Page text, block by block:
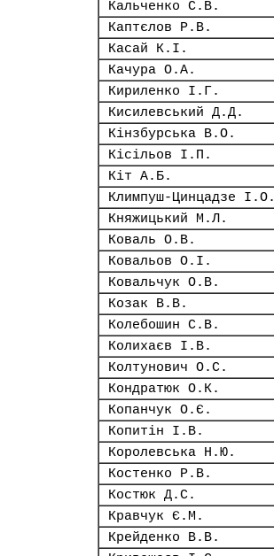
Кальченко С.В.
Каптєлов Р.В.
Касай К.І.
Качура О.А.
Кириленко І.Г.
Кисилевський Д.Д.
Кінзбурська В.О.
Кісільов І.П.
Кіт А.Б.
Климпуш-Цинцадзе І.О.
Княжицький М.Л.
Коваль О.В.
Ковальов О.І.
Ковальчук О.В.
Козак В.В.
Колебошин С.В.
Колихаєв І.В.
Колтунович О.С.
Кондратюк О.К.
Копанчук О.Є.
Копитін І.В.
Королевська Н.Ю.
Костенко Р.В.
Костюк Д.С.
Кравчук Є.М.
Крейденко В.В.